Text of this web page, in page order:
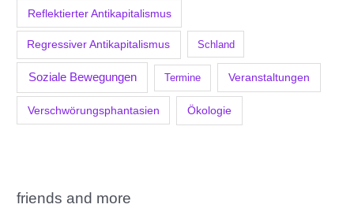
Reflektierter Antikapitalismus
Regressiver Antikapitalismus Schland
Soziale Bewegungen Termine Veranstaltungen
Verschwörungsphantasien Ökologie
friends and more